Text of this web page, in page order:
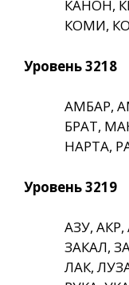
КАНОН,
КОМИ,
Уровень 3218
АМБАР,
БРАТ,
НАРТА,
Уровень 3219
АЗУ,
ЗАКАЛ,
ЛАК,